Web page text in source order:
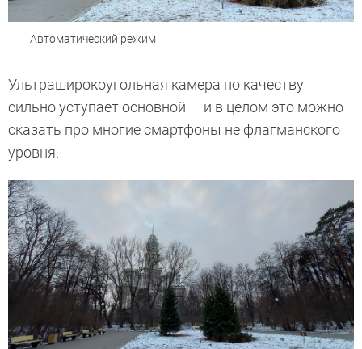
Автоматический режим
Ультраширокоугольная камера по качеству
сильно уступает основной — и в целом это можно
сказать про многие смартфоны не флагманского
уровня.